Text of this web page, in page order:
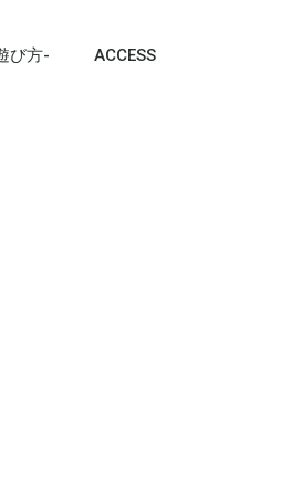
び方- ACCESS